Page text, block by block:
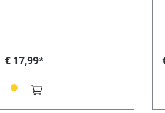
€ 17,99*